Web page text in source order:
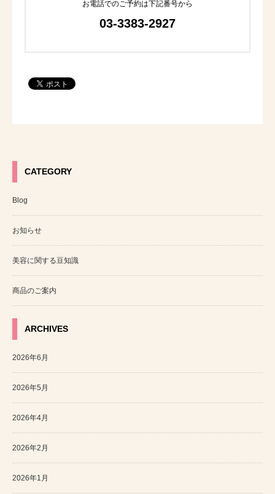
お電話でのご予約は下記番号から
03-3383-2927
CATEGORY
Blog
お知らせ
美容に関する豆知識
商品のご案内
ARCHIVES
2026年6月
2026年5月
2026年4月
2026年2月
2026年1月